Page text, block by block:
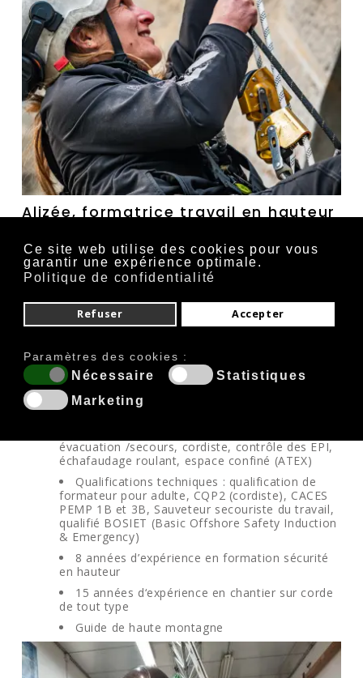
Ce site web utilise des cookies pour vous
garantir une expérience optimale.
Politique de confidentialité
Refuser Accepter
Paramètres des cookies :
Nécessaire
Statistiques
Marketing
Alizée, formatrice travail en hauteur
Formatrice sécurité en hauteur harnais,
évacuation /secours, échafaudage roulant et de
pied, et espace confiné
Techniques : qualification de formateur pour
adulte, CQP1 (cordiste), sauveteur secouriste du
Didier, formateur travail en hauteur
évacuation /secours, cordiste, contrôle des EPI,
échafaudage roulant, espace confiné (ATEX)
Qualifications techniques : qualification de
formateur pour adulte, CQP2 (cordiste), CACES
PEMP 1B et 3B, Sauveteur secouriste du travail,
qualifié BOSIET (Basic Offshore Safety Induction
& Emergency)
8 années d’expérience en formation sécurité
en hauteur
15 années d‘expérience en chantier sur corde
de tout type
Guide de haute montagne